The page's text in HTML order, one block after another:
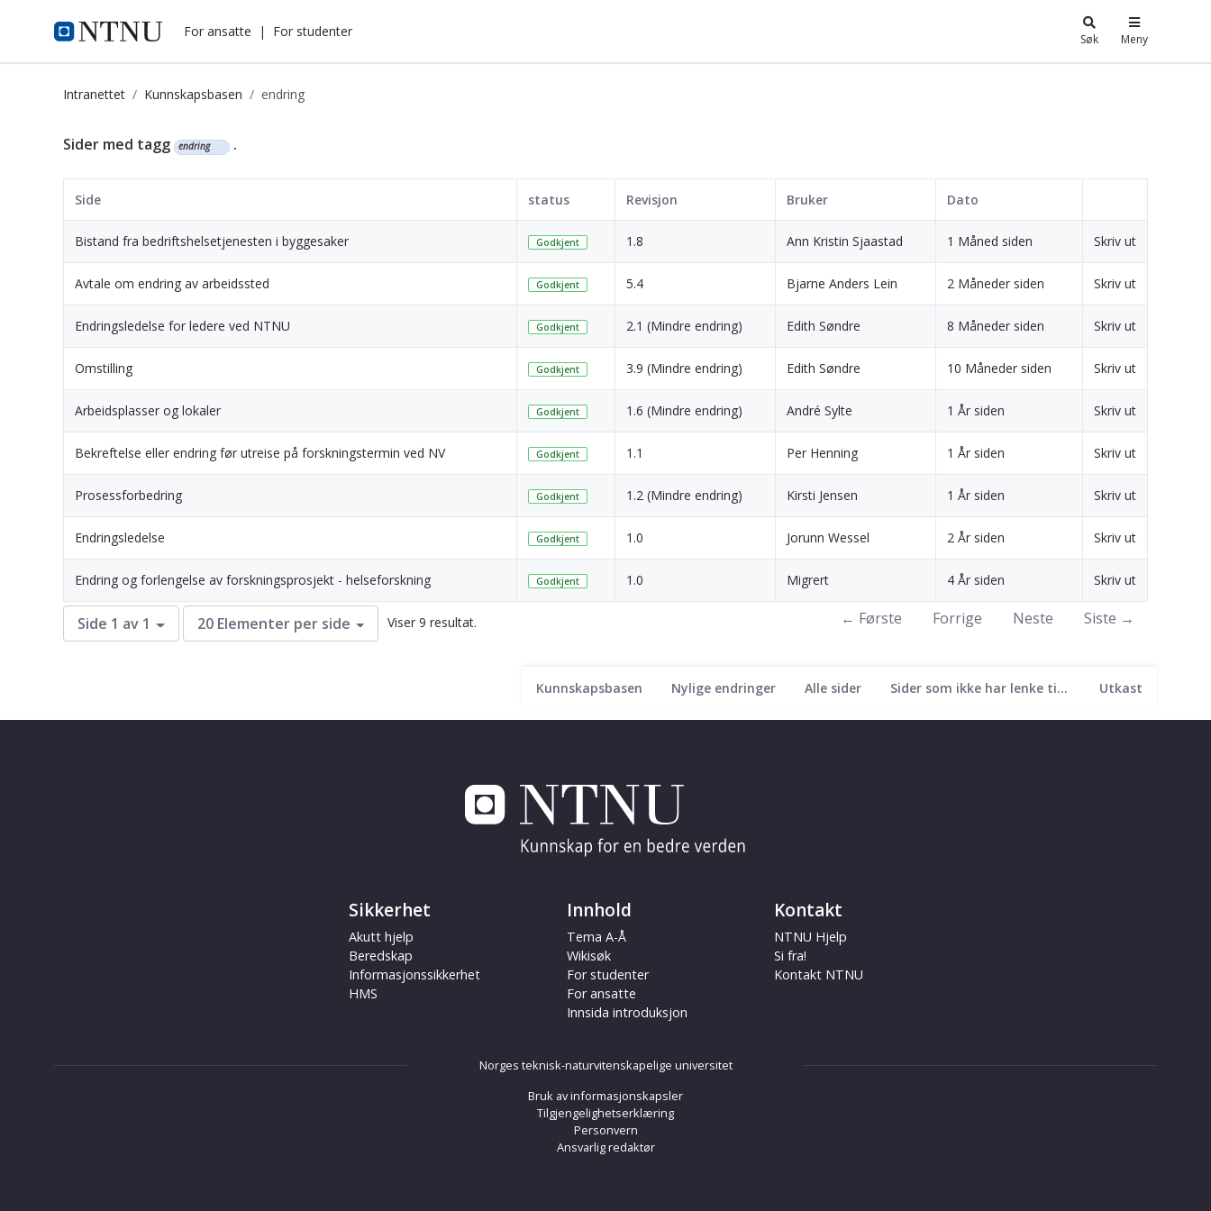
i.ntnu.no For ansatte | For studenter Søk Meny
Intranettet Kunnskapsbasen endring
Kunnskapsbasen
Kunnskapsbasen Nylige endringer Alle sider Sider som ikke har lenke til seg Utkast
Sider med tagg endring .
Side status Revisjon Bruker Dato
Bistand fra bedriftshelsetjenesten i byggesaker Godkjent 1.8 Ann Kristin Sjaastad 1 Måned siden Skriv ut
Avtale om endring av arbeidssted Godkjent 5.4 Bjarne Anders Lein 2 Måneder siden Skriv ut
Endringsledelse for ledere ved NTNU Godkjent 2.1 (Mindre endring) Edith Søndre 8 Måneder siden Skriv ut
Omstilling Godkjent 3.9 (Mindre endring) Edith Søndre 10 Måneder siden Skriv ut
Arbeidsplasser og lokaler Godkjent 1.6 (Mindre endring) André Sylte 1 År siden Skriv ut
Bekreftelse eller endring før utreise på forskningstermin ved NV Godkjent 1.1 Per Henning 1 År siden Skriv ut
Prosessforbedring Godkjent 1.2 (Mindre endring) Kirsti Jensen 1 År siden Skriv ut
Endringsledelse Godkjent 1.0 Jorunn Wessel 2 År siden Skriv ut
Endring og forlengelse av forskningsprosjekt - helseforskning Godkjent 1.0 Migrert 4 År siden Skriv ut
Side 1 av 1 20 Elementer per side Viser 9 resultat. ← Første Forrige Neste Siste →
Sikkerhet
Akutt hjelp
Beredskap
Informasjonssikkerhet
HMS
Innhold
Tema A-Å
Wikisøk
For studenter
For ansatte
Innsida introduksjon
Kontakt
NTNU Hjelp
Si fra!
Kontakt NTNU
Norges teknisk-naturvitenskapelige universitet
Bruk av informasjonskapsler
Tilgjengelighetserklæring
Personvern
Ansvarlig redaktør